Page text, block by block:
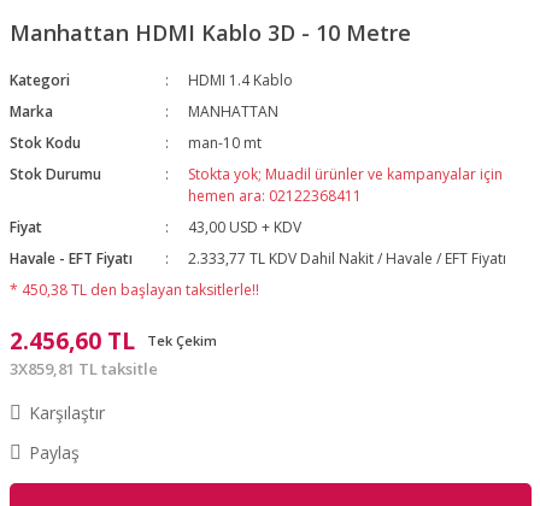
Manhattan HDMI Kablo 3D - 10 Metre
Kategori
HDMI 1.4 Kablo
Marka
MANHATTAN
Stok Kodu
man-10 mt
Stok Durumu
Stokta yok; Muadil ürünler ve kampanyalar için
hemen ara: 02122368411
Fiyat
43,00 USD + KDV
Havale - EFT Fiyatı
2.333,77 TL KDV Dahil Nakit / Havale / EFT Fiyatı
* 450,38 TL den başlayan taksitlerle!!
2.456,60 TL Tek Çekim
3X859,81 TL taksitle
Karşılaştır
Paylaş